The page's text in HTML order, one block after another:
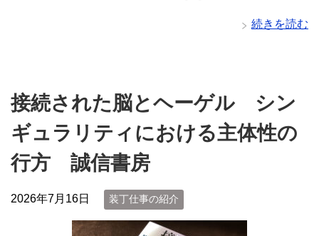
続きを読む
接続された脳とヘーゲル シン
ギュラリティにおける主体性の
行方 誠信書房
2026年7月16日 装丁仕事の紹介